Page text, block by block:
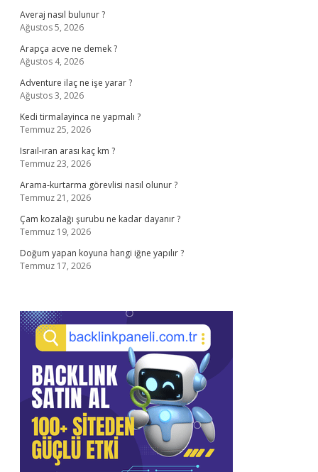
Averaj nasıl bulunur ?
Ağustos 5, 2026
Arapça acve ne demek ?
Ağustos 4, 2026
Adventure ilaç ne işe yarar ?
Ağustos 3, 2026
Kedi tirmalayinca ne yapmalı ?
Temmuz 25, 2026
Israıl-ıran arası kaç km ?
Temmuz 23, 2026
Arama-kurtarma görevlisi nasıl olunur ?
Temmuz 21, 2026
Çam kozalağı şurubu ne kadar dayanır ?
Temmuz 19, 2026
Doğum yapan koyuna hangi iğne yapılır ?
Temmuz 17, 2026